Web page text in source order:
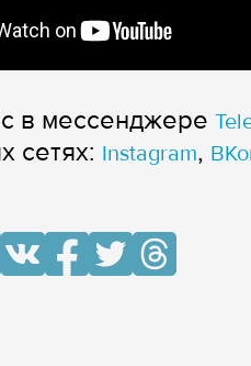
в мессенджере
сетях: Instagram,